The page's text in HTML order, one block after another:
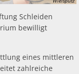
Schleiden
bewilligt
eines mittleren
zahlreiche